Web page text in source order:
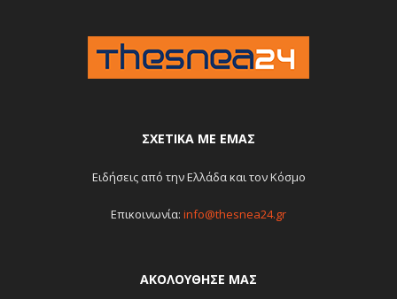
ΣΧΕΤΙΚΆ ΜΕ ΕΜΆΣ
Ειδήσεις από την Ελλάδα και τον Κόσμο
Επικοινωνία: info@thesnea24.gr
ΑΚΟΛΟΥΘΗΣΕ ΜΑΣ